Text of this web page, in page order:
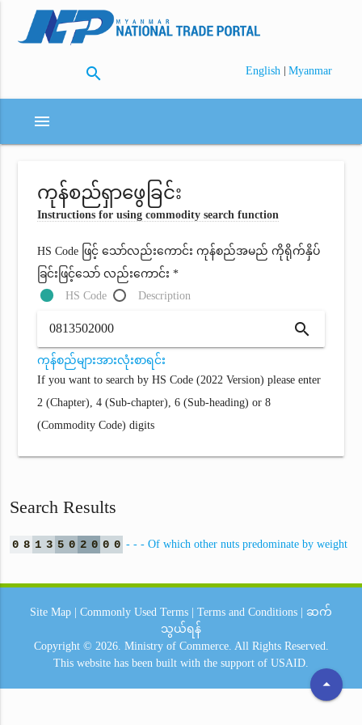
search English | Myanmar
menu
ကုန်စည်ရှာဖွေခြင်း
Instructions for using commodity search function
HS Code ဖြင့် သော်လည်းကောင်း ကုန်စည်အမည် ကိုရိုက်နှိပ်
ခြင်းဖြင့်သော် လည်းကောင်း *
HS Code
Description
search
ကုန်စည်များအားလုံးစာရင်း
If you want to search by HS Code (2022 Version) please enter
2 (Chapter), 4 (Sub-chapter), 6 (Sub-heading) or 8
(Commodity Code) digits
Search Results
0 8 1 3 5 0 2 0 0 0 - - - Of which other nuts predominate by weight
arrow_drop_up
Site Map Commonly Used Terms Terms and Conditions
ဆက်
သွယ်ရန်
Copyright © 2026. Ministry of Commerce. All Rights Reserved.
This website has been built with the support of USAID.